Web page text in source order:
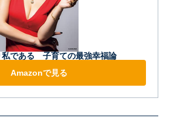
私である 子育ての最強幸福論
Amazonで見る